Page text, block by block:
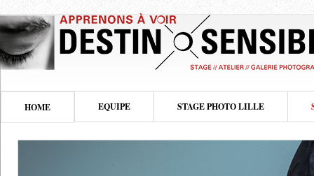
HOME EQUIPE STAGE PHOTO LILLE